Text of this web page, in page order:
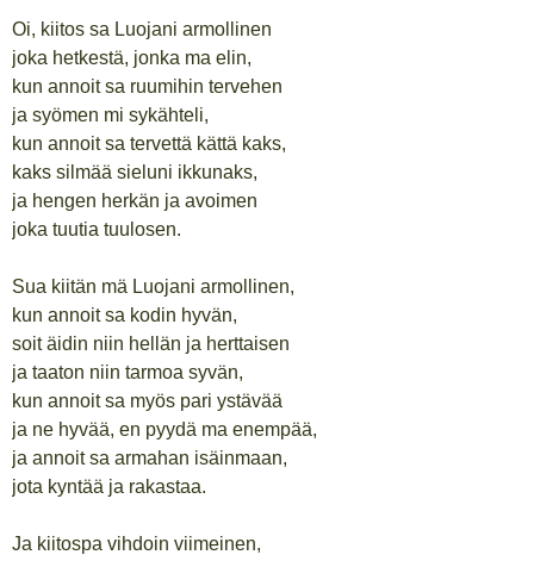
Oi, kiitos sa Luojani armollinen
joka hetkestä, jonka ma elin,
kun annoit sa ruumihin tervehen
ja syömen mi sykähteli,
kun annoit sa tervettä kättä kaks,
kaks silmää sieluni ikkunaks,
ja hengen herkän ja avoimen
joka tuutia tuulosen.
Sua kiitän mä Luojani armollinen,
kun annoit sa kodin hyvän,
soit äidin niin hellän ja herttaisen
ja taaton niin tarmoa syvän,
kun annoit sa myös pari ystävää
ja ne hyvää, en pyydä ma enempää,
ja annoit sa armahan isäinmaan,
jota kyntää ja rakastaa.
Ja kiitospa vihdoin viimeinen,